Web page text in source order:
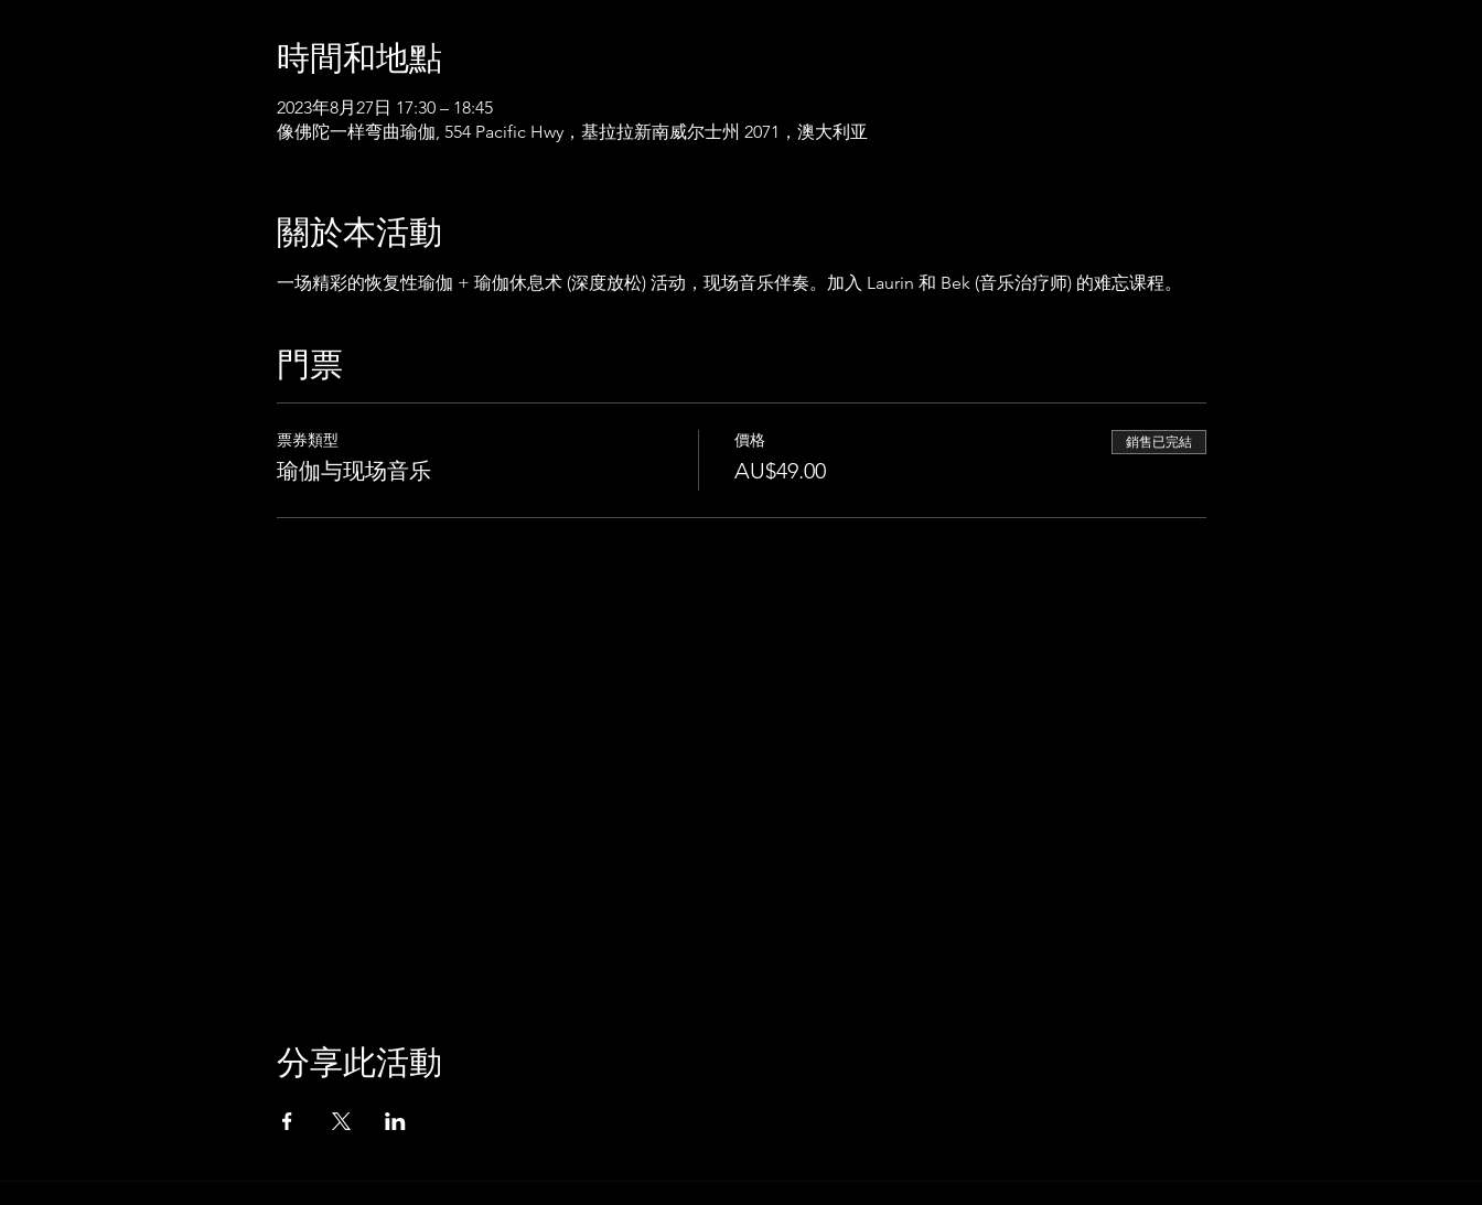
時間和地點
2023年8月27日 17:30 – 18:45
像佛陀一样弯曲瑜伽, 554 Pacific Hwy，基拉拉新南威尔士州 2071，澳大利亚
關於本活動
一场精彩的恢复性瑜伽 + 瑜伽休息术 (深度放松) 活动，现场音乐伴奏。加入 Laurin 和 Bek (音乐治疗师) 的难忘课程。
門票
票券類型
瑜伽与现场音乐
價格
AU$49.00
銷售已完結
分享此活動